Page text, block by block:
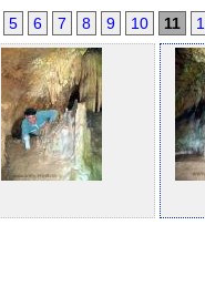
5 6 7 8 9 10 11